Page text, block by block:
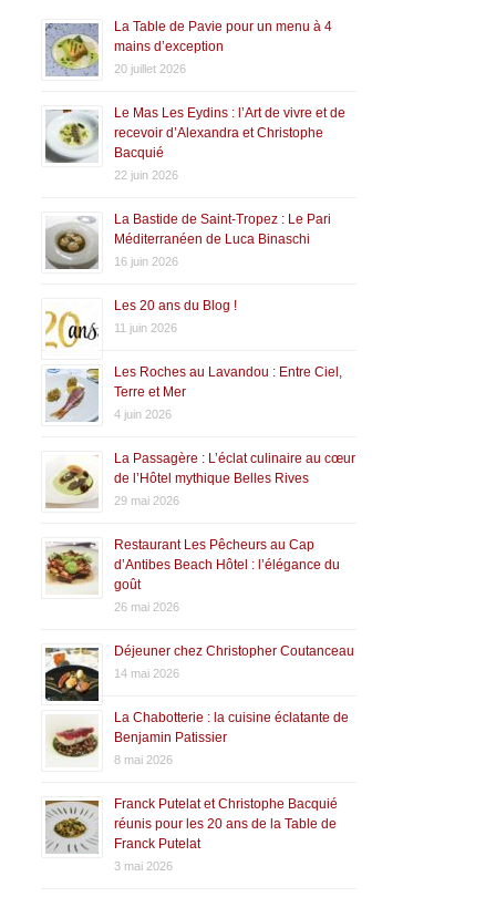
La Table de Pavie pour un menu à 4
mains d’exception
20 juillet 2026
Le Mas Les Eydins : l’Art de vivre et de
recevoir d’Alexandra et Christophe
Bacquié
22 juin 2026
La Bastide de Saint-Tropez : Le Pari
Méditerranéen de Luca Binaschi
16 juin 2026
Les 20 ans du Blog !
11 juin 2026
Les Roches au Lavandou : Entre Ciel,
Terre et Mer
4 juin 2026
La Passagère : L’éclat culinaire au cœur
de l’Hôtel mythique Belles Rives
29 mai 2026
Restaurant Les Pêcheurs au Cap
d’Antibes Beach Hôtel : l’élégance du
goût
26 mai 2026
Déjeuner chez Christopher Coutanceau
14 mai 2026
La Chabotterie : la cuisine éclatante de
Benjamin Patissier
8 mai 2026
Franck Putelat et Christophe Bacquié
réunis pour les 20 ans de la Table de
Franck Putelat
3 mai 2026